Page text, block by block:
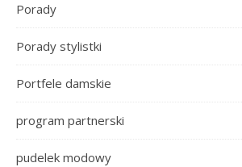
Porady
Porady stylistki
Portfele damskie
program partnerski
pudelek modowy